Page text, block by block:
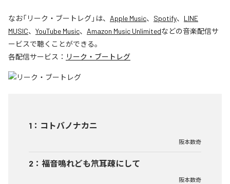
なお「リーク・ブートレグ」は、 Apple Music、 Spotify、 LINE
MUSIC、 YouTube Music、 Amazon Music Unlimitedなどの音楽配信サ
ービスで聴くことができる。
各配信サービス： リーク・ブートレグ
1 ： コトバノナカニ
阪本数奇
2 ： 福音鳴れども笊耳疎にして
阪本数奇